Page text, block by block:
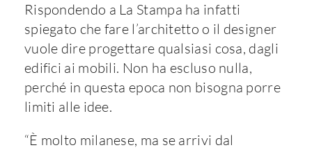
Rispondendo a La Stampa ha infatti
spiegato che fare l’architetto o il designer
vuole dire progettare qualsiasi cosa, dagli
edifici ai mobili. Non ha escluso nulla,
perché in questa epoca non bisogna porre
limiti alle idee.
“È molto milanese, ma se arrivi dal